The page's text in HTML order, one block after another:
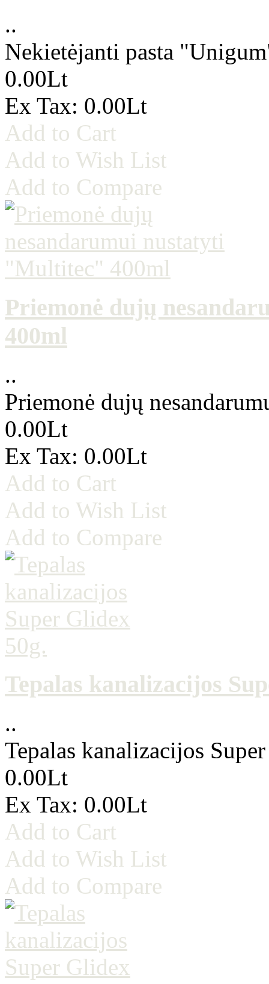
..
Nekietėjanti pasta
0.00Lt
Ex Tax: 0.00Lt
Add to Cart
Add to Wish List
Add to Compare
Priemonė dujų
400ml
..
Priemonė dujų
0.00Lt
Ex Tax: 0.00Lt
Add to Cart
Add to Wish List
Add to Compare
Tepalas kanalizacijos
..
Tepalas kanalizacijos
0.00Lt
Ex Tax: 0.00Lt
Add to Cart
Add to Wish List
Add to Compare